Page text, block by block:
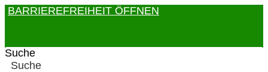
BARRIEREFREIHEIT ÖFFNEN
Suche
Suche